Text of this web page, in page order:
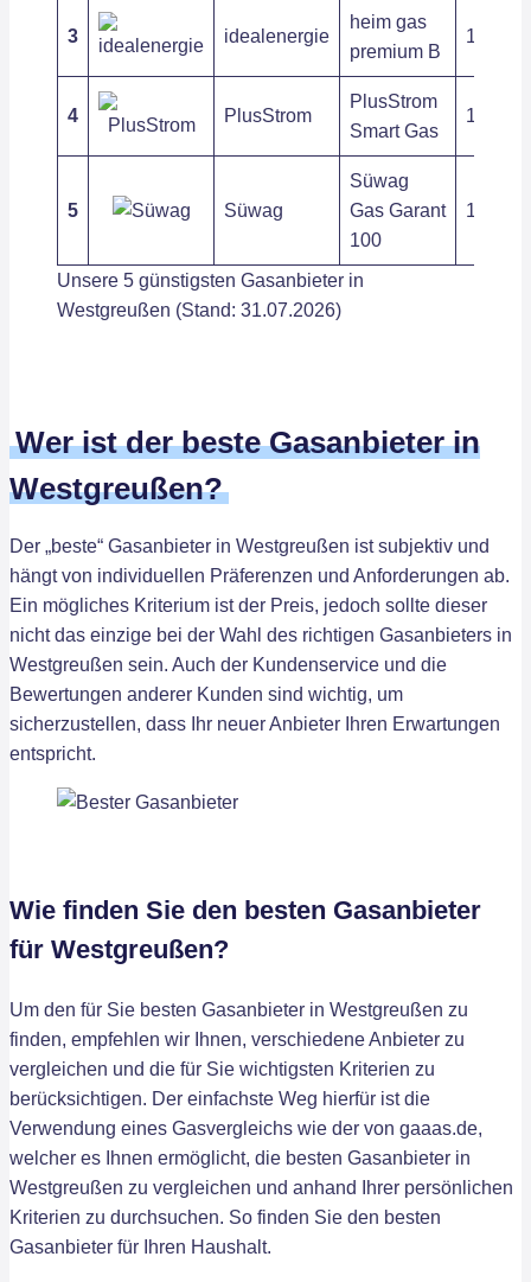
3 idealenergie
heim gas
premium B
13,25 ct
4 PlusStrom
PlusStrom
Smart Gas
13,66 ct
5 Süwag
Süwag
Gas Garant
100
12,15 ct
Unsere 5 günstigsten Gasanbieter in
Westgreußen (Stand: 31.07.2026)
Wer ist der beste Gasanbieter in
Westgreußen?
Der „beste“ Gasanbieter in Westgreußen ist subjektiv und
hängt von individuellen Präferenzen und Anforderungen ab.
Ein mögliches Kriterium ist der Preis, jedoch sollte dieser
nicht das einzige bei der Wahl des richtigen Gasanbieters in
Westgreußen sein. Auch der Kundenservice und die
Bewertungen anderer Kunden sind wichtig, um
sicherzustellen, dass Ihr neuer Anbieter Ihren Erwartungen
entspricht.
Wie finden Sie den besten Gasanbieter
für Westgreußen?
Um den für Sie besten Gasanbieter in Westgreußen zu
finden, empfehlen wir Ihnen, verschiedene Anbieter zu
vergleichen und die für Sie wichtigsten Kriterien zu
berücksichtigen. Der einfachste Weg hierfür ist die
Verwendung eines Gasvergleichs wie der von gaaas.de,
welcher es Ihnen ermöglicht, die besten Gasanbieter in
Westgreußen zu vergleichen und anhand Ihrer persönlichen
Kriterien zu durchsuchen. So finden Sie den besten
Gasanbieter für Ihren Haushalt.